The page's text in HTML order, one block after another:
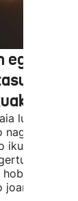
luzeak
da
etorriak